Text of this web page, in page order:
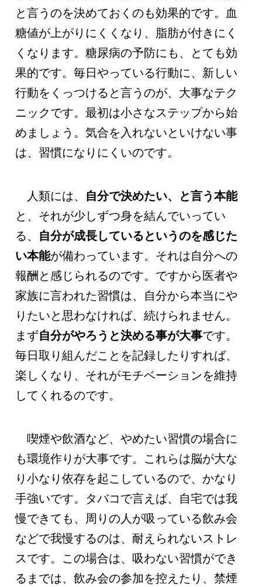
と言うのを決めておくのも効果的です。血
糖値が上がりにくくなり、脂肪が付きにく
くなります。糖尿病の予防にも、とても効
果的です。毎日やっている行動に、新しい
行動をくっつけると言うのが、大事なテク
ニックです。最初は小さなステップから始
めましょう。気合を入れないといけない事
は、習慣になりにくいのです。
人類には、 自分で決めたい、と言う本能
と、それが少しずつ身を結んでいってい
る、 自分が成長しているというのを感じた
い本能が備わっています。それは自分への
報酬と感じられるのです。ですから医者や
家族に言われた習慣は、自分から本当にや
りたいと思わなければ、続けられません。
まず自分がやろうと決める事が大事です。
毎日取り組んだことを記録したりすれば、
楽しくなり、それがモチベーションを維持
してくれるのです。
喫煙や飲酒など、やめたい習慣の場合に
も環境作りが大事です。これらは脳が大な
り小なり依存を起こしているので、かなり
手強いです。タバコで言えば、自宅では我
慢できても、周りの人が吸っている飲み会
などで我慢するのは、耐えられないストレ
スです。この場合は、吸わない習慣ができ
るまでは、飲み会の参加を控えたり、禁煙